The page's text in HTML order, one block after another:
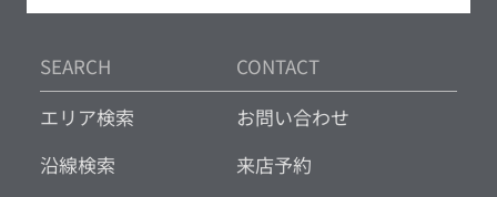
SEARCH
エリア検索
沿線検索
CONTACT
お問い合わせ
来店予約